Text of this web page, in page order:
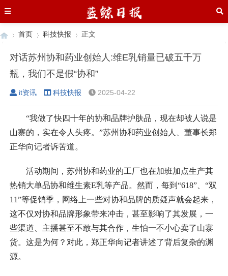
›
首页
›
科技快报
›
正文
对话苏州协和药业创始人:维E乳销量已破五千万
瓶，我们不是假“协和”
it资讯 科技快报 2025-04-22
“我做了快四十年的协和品牌护肤品，现在却被人说是
山寨的，实在令人头疼。”苏州协和药业创始人、董事长郑
正华向记者诉苦道。
活动期间，苏州协和药业的工厂也在加班加点生产其
热销大单品协和维生素E乳等产品。然而，每到“618”、“双
11”等促销季，网络上一些对协和品牌的质疑声就会起来，
这不仅对协和品牌形象带来冲击，甚至影响了其发展，一
些渠道、主播甚至不敢与其合作，生怕一不小心卖了山寨
货。这是为何？对此，郑正华向记者讲述了背后复杂的渊
源。